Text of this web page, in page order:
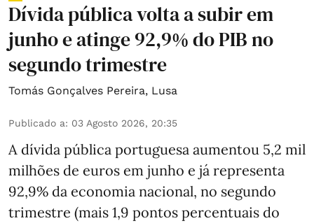
Dívida pública volta a subir em
junho e atinge 92,9% do PIB no
segundo trimestre
Tomás Gonçalves Pereira, Lusa
Publicado a: 03 Agosto 2026, 20:35
A dívida pública portuguesa aumentou 5,2 mil
milhões de euros em junho e já representa
92,9% da economia nacional, no segundo
trimestre (mais 1,9 pontos percentuais do